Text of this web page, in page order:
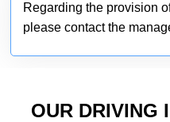
Regarding the provision
please contact the
OUR DRIVING